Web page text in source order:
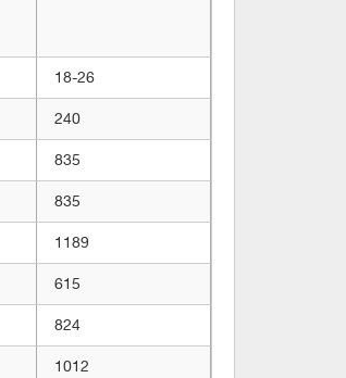
18-26
240
835
835
1189
615
824
1012